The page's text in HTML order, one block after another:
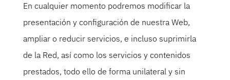
En cualquier momento podremos modificar la
presentación y configuración de nuestra Web,
ampliar o reducir servicios, e incluso suprimirla
de la Red, así como los servicios y contenidos
prestados, todo ello de forma unilateral y sin